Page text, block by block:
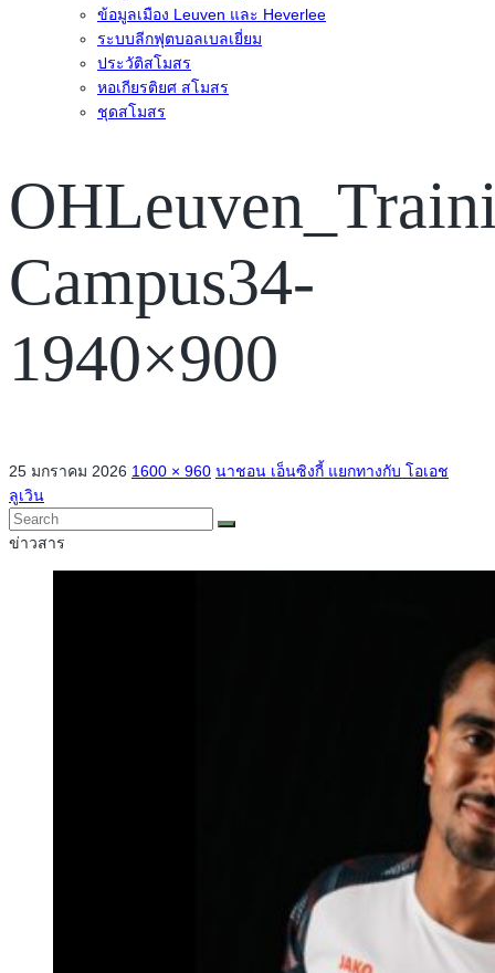
ข้อมูลเมือง Leuven และ Heverlee
ระบบลีกฟุตบอลเบลเยี่ยม
ประวัติสโมสร
หอเกียรติยศ สโมสร
ชุดสโมสร
Campus34-
1940×900
25 มกราคม 2026 1600 × 960 นาชอน เอ็นซิงกี้ แยกทางกับ โอเอช
ลูเวิน
ข่าวสาร